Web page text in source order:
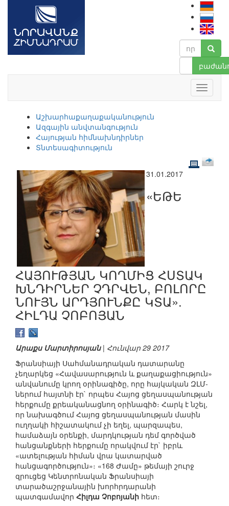
Աշխարհաքաղաքականություն
Ազգային անվտանգություն
Հայության հիմնախնդիրներ
Տնտեսագիտություն
31.01.2017
«ԵԹԵ
ՀԱՅՈՒԹՅԱՆ ԿՈՂՄԻՑ ՀՍՏԱԿ
ԽՆԴԻՐՆԵՐ ՉԴՐՎԵՆ, ԲՈԼՈՐԸ
ՆՈՒՅՆ ԱՐԴՅՈՒՆՔԸ ԿՏԱ».
ՀԻԼԴԱ ՉՈԲՈՅԱՆ
Արաքս Մարտիրոսյան| Հունվար 29 2017
Ֆրանսիայի Սահմանադրական դատարանը
չեղարկեց «Հավասարություն և քաղաքացիություն»
անվանումը կրող օրինագիծը, որը հայկական ԶԼՄ-
ներում հայտնի էր` որպես Հայոց ցեղասպանության
հերքումը քրեականացնող օրինագիծ։ Հարկ է նշել,
որ նախագծում Հայոց ցեղասպանության մասին
ուղղակի հիշատակում չի եղել, պարզապես,
համաձայն օրենքի, մարդկության դեմ գործված
հանցանքների հերքումը որակվում էր` իբրև
«ատելության հիման վրա կատարված
հանցագործություն»։ «168 Ժամը» թեմայի շուրջ
զրուցեց Կենտրոնական Ֆրանսիայի
տարածաշրջանային խորհրդարանի
պատգամավոր Հիլդա Չոբոյանի հետ։